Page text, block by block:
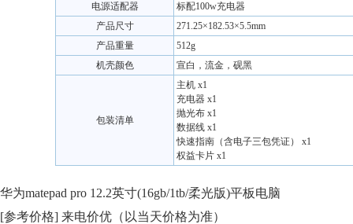
电源适配器
标配100w充电器
产品尺寸
271.25×182.53×5.5mm
产品重量
512g
机壳颜色
宣白，流金，砚黑
包装清单
主机 x1
充电器 x1
抛光布 x1
数据线 x1
快速指南（含电子三包凭证） x1
权益卡片 x1
华为matepad pro 12.2英寸(16gb/1tb/柔光版)平板电脑
[参考价格] 来电价优（以当天价格为准）